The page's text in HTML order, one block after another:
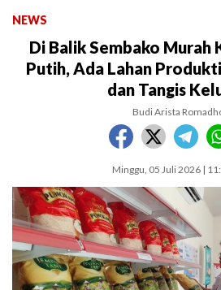
NEWS
Di Balik Sembako Murah
Putih, Ada Lahan
dan Tangis
Budi Arista
Minggu, 05 Juli 2026 |